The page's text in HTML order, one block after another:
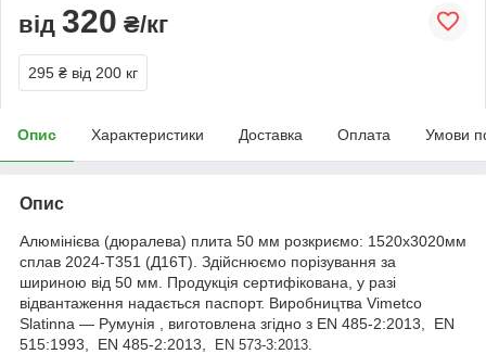
від 320 ₴/кг
295 ₴ від 200 кг
Опис Характеристики Доставка Оплата Умови
Опис
Алюмінієва (дюралева) плита 50 мм розкриємо: 1520х3020мм
сплав 2024-Т351 (Д16Т). Здійснюємо порізування за
шириною від 50 мм. Продукція сертифікована, у разі
відвантаження надається паспорт. Виробництва Vimetco
Slatinna ― Румунія , виготовлена згідно з EN 485-2:2013,
EN
515:1993,
EN 485-2:2013, EN 573-3:2013.